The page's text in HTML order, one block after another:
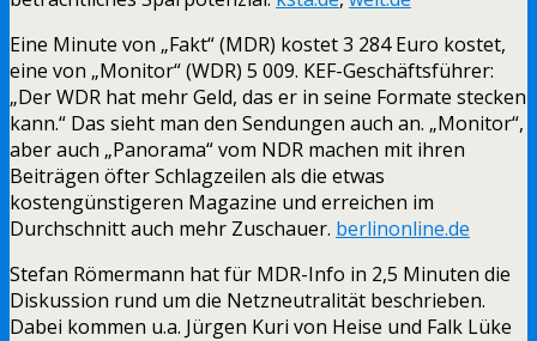
Eine Minute von „Fakt“ (MDR) kostet 3 284 Euro kostet,
eine von „Monitor“ (WDR) 5 009. KEF-Geschäftsführer:
„Der WDR hat mehr Geld, das er in seine Formate stecken
kann.“ Das sieht man den Sendungen auch an. „Monitor“,
aber auch „Panorama“ vom NDR machen mit ihren
Beiträgen öfter Schlagzeilen als die etwas
kostengünstigeren Magazine und erreichen im
Durchschnitt auch mehr Zuschauer. berlinonline.de
Stefan Römermann hat für MDR-Info in 2,5 Minuten die
Diskussion rund um die Netzneutralität beschrieben.
Dabei kommen u.a. Jürgen Kuri von Heise und Falk Lüke